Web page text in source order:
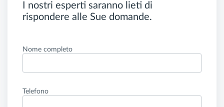
I nostri esperti saranno lieti di
rispondere alle Sue domande.
Nome completo
Telefono